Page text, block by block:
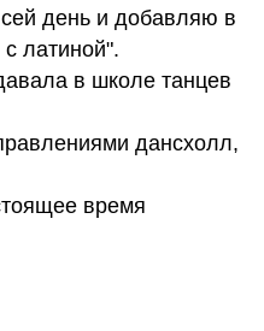
день и добавляю в
латиной".
в школе танцев
дансхолл,
время